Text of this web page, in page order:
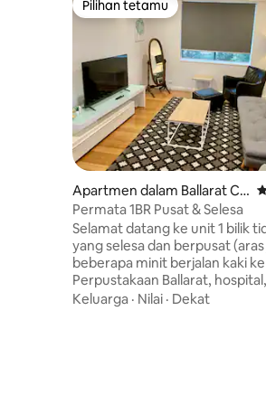
Pilihan tetamu
Pilihan tetamu
Apartmen dalam Ballarat Ce
ntral
Permata 1BR Pusat & Selesa
Selamat datang ke unit 1 bilik
yang selesa dan berpusat (aras
beberapa minit berjalan kaki ke
Perpustakaan Ballarat,
kereta api, pasar raya, kafe &
Keluarga · Nilai · Dekat